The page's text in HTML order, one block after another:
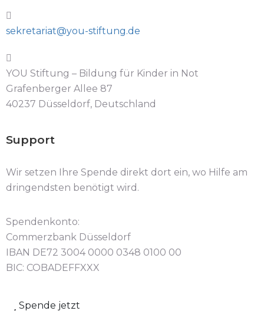
sekretariat@you-stiftung.de
YOU Stiftung – Bildung für Kinder in Not
Grafenberger Allee 87
40237 Düsseldorf, Deutschland
Support
Wir setzen Ihre Spende direkt dort ein, wo Hilfe am
dringendsten benötigt wird.
Spendenkonto:
Commerzbank Düsseldorf
IBAN DE72 3004 0000 0348 0100 00
BIC: COBADEFFXXX
Spende jetzt